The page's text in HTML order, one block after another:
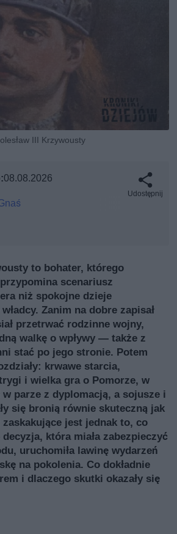
III Krzywousty
08.08.2026
Udostępnij
to bohater, którego
scenariusz
niż spokojne dzieje
Zanim na dobre zapisał
przetrwać rodzinne wojny,
walkę o wpływy — także z
stać po jego stronie. Potem
krwawe starcia,
i wielka gra o Pomorze, w
w parze z dyplomacją, a sojusze i
się bronią równie skuteczną jak
jest jednak to, co
która miała zabezpieczyć
uruchomiła lawinę wydarzeń
na pokolenia. Co dokładnie
i dlaczego skutki okazały się